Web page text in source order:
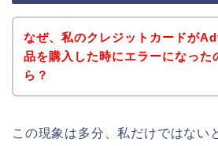
なぜ、私のクレジットカードが
品を購入した時にエラーになった
ら？
この現象は多分、私だけではない